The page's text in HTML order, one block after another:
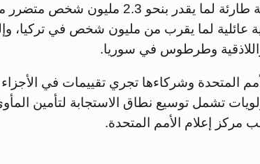
قدم مساعدات غذائية طارئة لما يقدر
وطرطوس في سوريا.
المتحدة وشركاءها تجري تقييمات في
تشمل توسيع نطاق الاستجابة لتأمين
مركز إعلام الأمم المتحدة.